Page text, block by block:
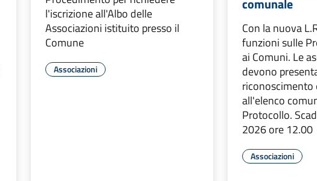
l'iscrizione all'Albo delle
Associazioni istituito presso il
Comune
Associazioni
comunale
Con la nuova
funzioni sulle
ai Comuni. Le
devono
riconoscimento
all'elenco
Protocollo.
2026 ore 12.00
Associazioni